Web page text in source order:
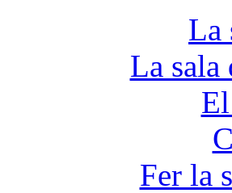
La
La
Fer la